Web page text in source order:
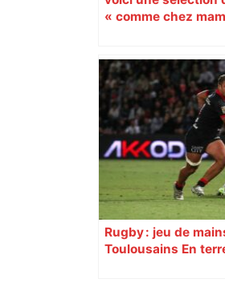
« comme chez
Rugby : jeu de
Toulousains En